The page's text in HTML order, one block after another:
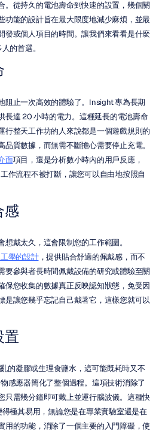
。從持久的電池壽命到快速的設置，幾個關
功能的設計旨在最大限度地減少麻煩，並最
發或個人項目的時間。讓我們來看看是什麼
的首選。
阻止一次高效的體驗了。Insight 專為長期
長達 20 小時的電力。這種延長的電池壽命
行整天工作坊的人來說都是一個遊戲規則的
質數據，而無需不斷擔心需要停止充電。
面項目，還是分析數小時內的用戶反應，
作流程不被打斷，讓您可以自由地按照自
感
戴太久，這會限制您的工作範圍。
學的設計，提供貼合舒適的佩戴感，而不
要參與者長時間佩戴設備的研究或體驗至關
保您收集的數據真正反映認知狀態，免受因
是讓您幾乎忘記自己戴著它，這樣您就可以
置
的凝膠或生理食鹽水，這可能既耗時又不
感應器簡化了整個過程。這項技術消除了
只需幾分鐘即可戴上並運行腦波儀。這種快
極其易用，無論您是在專業實驗室還是在
用的功能，消除了一個主要的入門障礙，使